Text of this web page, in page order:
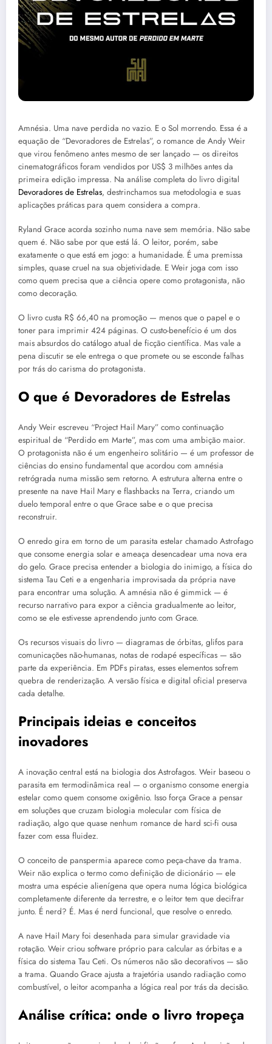
Amnésia. Uma nave perdida no vazio. E o Sol morrendo. Essa é a
equação de “Devoradores de Estrelas”, o romance de Andy Weir
que virou fenômeno antes mesmo de ser lançado — os direitos
cinematográficos foram vendidos por US$ 3 milhões antes da
primeira edição impressa. Na análise completa do livro digital
Devoradores de Estrelas, destrinchamos sua metodologia e suas
aplicações práticas para quem considera a compra.
Ryland Grace acorda sozinho numa nave sem memória. Não sabe
quem é. Não sabe por que está lá. O leitor, porém, sabe
exatamente o que está em jogo: a humanidade. É uma premissa
simples, quase cruel na sua objetividade. E Weir joga com isso
como quem precisa que a ciência opere como protagonista, não
como decoração.
O livro custa R$ 66,40 na promoção — menos que o papel e o
toner para imprimir 424 páginas. O custo-benefício é um dos
mais absurdos do catálogo atual de ficção científica. Mas vale a
pena discutir se ele entrega o que promete ou se esconde falhas
por trás do carisma do protagonista.
O que é Devoradores de Estrelas
Andy Weir escreveu “Project Hail Mary” como continuação
espiritual de “Perdido em Marte”, mas com uma ambição maior.
O protagonista não é um engenheiro solitário — é um professor de
ciências do ensino fundamental que acordou com amnésia
retrógrada numa missão sem retorno. A estrutura alterna entre o
presente na nave Hail Mary e flashbacks na Terra, criando um
duelo temporal entre o que Grace sabe e o que precisa
reconstruir.
O enredo gira em torno de um parasita estelar chamado Astrofago
que consome energia solar e ameaça desencadear uma nova era
do gelo. Grace precisa entender a biologia do inimigo, a física do
sistema Tau Ceti e a engenharia improvisada da própria nave
para encontrar uma solução. A amnésia não é gimmick — é
recurso narrativo para expor a ciência gradualmente ao leitor,
como se ele estivesse aprendendo junto com Grace.
Os recursos visuais do livro — diagramas de órbitas, glifos para
comunicações não-humanas, notas de rodapé específicas — são
parte da experiência. Em PDFs piratas, esses elementos sofrem
quebra de renderização. A versão física e digital oficial preserva
cada detalhe.
Principais ideias e conceitos
inovadores
A inovação central está na biologia dos Astrofagos. Weir baseou o
parasita em termodinâmica real — o organismo consome energia
estelar como quem consome oxigênio. Isso força Grace a pensar
em soluções que cruzam biologia molecular com física de
radiação, algo que quase nenhum romance de hard sci-fi ousa
fazer com essa fluidez.
O conceito de panspermia aparece como peça-chave da trama.
Weir não explica o termo como definição de dicionário — ele
mostra uma espécie alienígena que opera numa lógica biológica
completamente diferente da terrestre, e o leitor tem que decifrar
junto. É nerd? É. Mas é nerd funcional, que resolve o enredo.
A nave Hail Mary foi desenhada para simular gravidade via
rotação. Weir criou software próprio para calcular as órbitas e a
física do sistema Tau Ceti. Os números não são decorativos — são
a trama. Quando Grace ajusta a trajetória usando radiação como
combustível, o leitor acompanha a lógica real por trás da decisão.
Análise crítica: onde o livro tropeça